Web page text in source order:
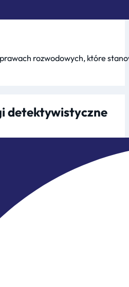
rozwodowych, które
detektywistyczne